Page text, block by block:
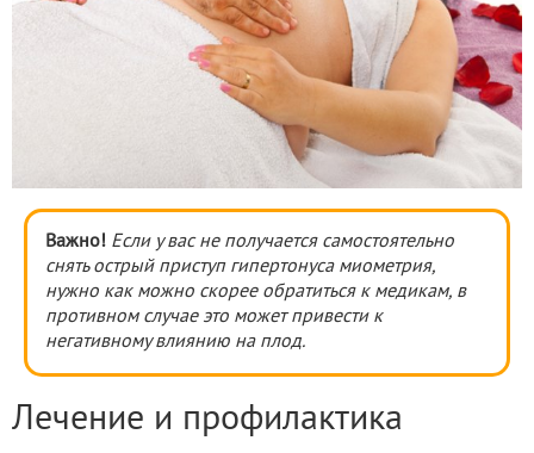
Важно! Если у вас не получается самостоятельно
снять острый приступ гипертонуса миометрия,
нужно как можно скорее обратиться к медикам, в
противном случае это может привести к
негативному влиянию на плод.
Лечение и профилактика